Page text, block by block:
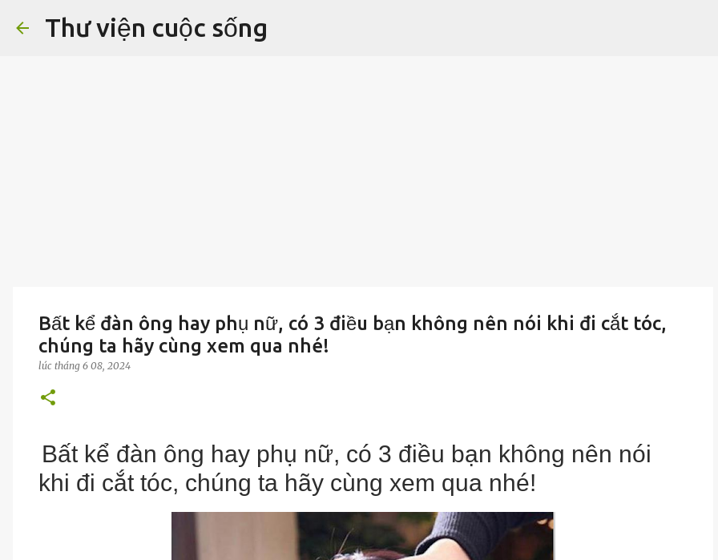
Thư viện cuộc sống
Bất kể đàn ông hay phụ nữ, có 3 điều bạn không nên nói khi đi cắt tóc,
chúng ta hãy cùng xem qua nhé!
lúc tháng 6 08, 2024
Bất kể đàn ông hay phụ nữ, có 3 điều bạn không nên nói
khi đi cắt tóc, chúng ta hãy cùng xem qua nhé!